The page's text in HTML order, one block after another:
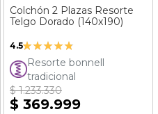
Colchón 2 Plazas Resorte
Telgo Dorado (140x190)
4.5Valoración:
90%Resorte bonnell
tradicional
$ 1.233.330
$ 369.999